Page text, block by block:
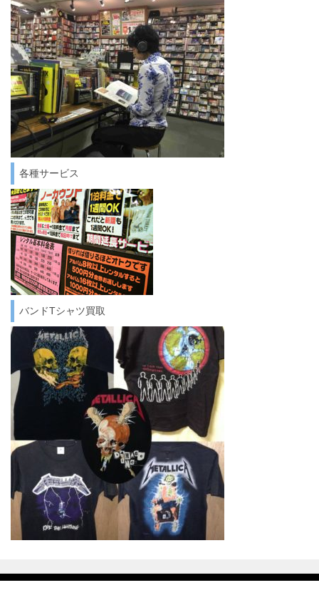
各種サービス
バンドTシャツ買取